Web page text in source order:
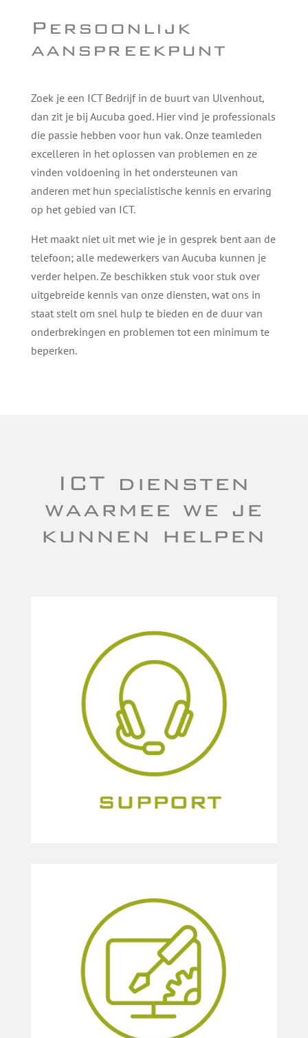
Persoonlijk
aanspreekpunt
Zoek je een ICT Bedrijf in de buurt van Ulvenhout,
dan zit je bij Aucuba goed. Hier vind je professionals
die passie hebben voor hun vak. Onze teamleden
excelleren in het oplossen van problemen en ze
vinden voldoening in het ondersteunen van
anderen met hun specialistische kennis en ervaring
op het gebied van ICT.
Het maakt niet uit met wie je in gesprek bent aan de
telefoon; alle medewerkers van Aucuba kunnen je
verder helpen. Ze beschikken stuk voor stuk over
uitgebreide kennis van onze diensten, wat ons in
staat stelt om snel hulp te bieden en de duur van
onderbrekingen en problemen tot een minimum te
beperken.
ICT diensten
waarmee we je
kunnen helpen